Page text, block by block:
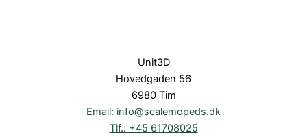
Unit3D
Hovedgaden 56
6980 Tim
Email: info@scalemopeds.dk
Tlf.: +45 61708025